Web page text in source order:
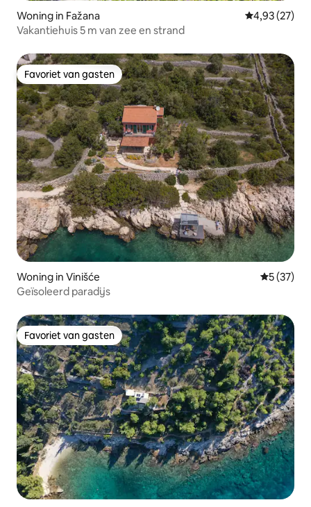
Woning in Fažana Gemiddelde
4,93 (27)
Vakantiehuis 5 m van zee en strand
Favoriet van gasten
Favoriet van gasten
Woning in Vinišće
5 (37)
Geïsoleerd paradijs
Favoriet van gasten
Favoriet van gasten